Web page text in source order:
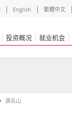
English 繁體中文
投资概况 就业机会
满名山